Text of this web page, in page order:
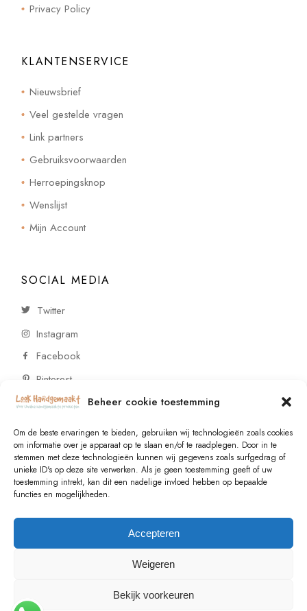
Beheer cookie toestemming
Om de beste ervaringen te bieden, gebruiken wij technologieën zoals cookies
om informatie over je apparaat op te slaan en/of te raadplegen. Door in te
stemmen met deze technologieën kunnen wij gegevens zoals surfgedrag of
unieke ID's op deze site verwerken. Als je geen toestemming geeft of uw
toestemming intrekt, kan dit een nadelige invloed hebben op bepaalde
functies en mogelijkheden.
Accepteren
Weigeren
Bekijk voorkeuren
Privacy Policy
KLANTENSERVICE
Nieuwsbrief
Veel gestelde vragen
Link partners
Gebruiksvoorwaarden
Herroepingsknop
Wenslijst
Mijn Account
SOCIAL MEDIA
Twitter
Instagram
Facebook
Pinterest
CONTACT
Vragen of wensen? Neem contact op!
+31 (0)6 229 021 29
© 2023 , All Rights Reserved